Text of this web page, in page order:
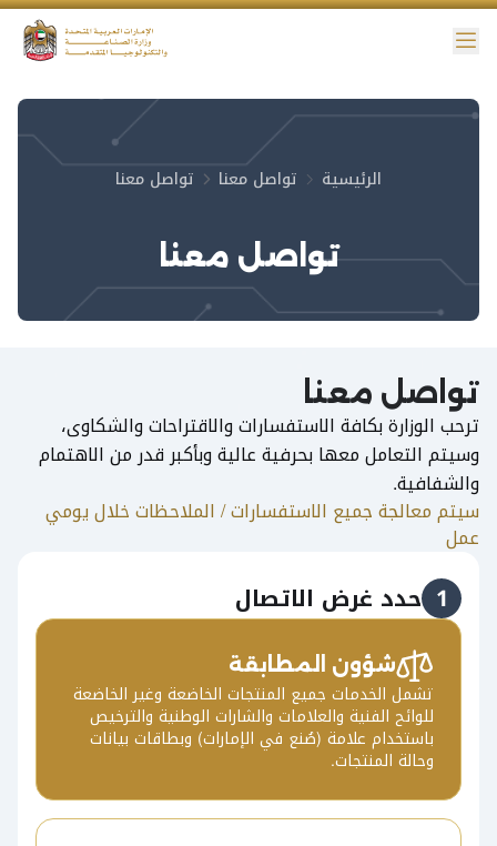
الوصول
الرئيسية تواصل معنا تواصل معنا
تواصل معنا
تواصل معنا
ترحب الوزارة بكافة الاستفسارات والاقتراحات والشكاوى،
وسيتم التعامل معها بحرفية عالية وبأكبر قدر من الاهتمام
والشفافية.
سيتم معالجة جميع الاستفسارات / الملاحظات خلال يومي
عمل
1 حدد غرض الاتصال
شؤون المطابقة
تشمل الخدمات جميع المنتجات الخاضعة وغير الخاضعة
للوائح الفنية والعلامات والشارات الوطنية والترخيص
باستخدام علامة (صُنع في الإمارات) وبطاقات بيانات
وحالة المنتجات.